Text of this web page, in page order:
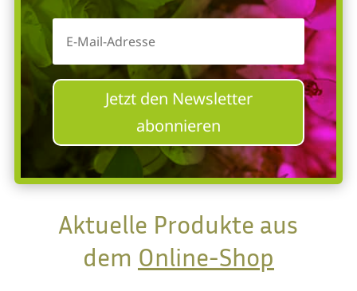
Jetzt den Newsletter
abonnieren
Aktuelle Produkte aus
dem Online-Shop